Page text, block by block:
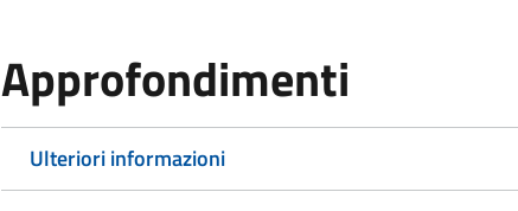
Approfondimenti
Ulteriori informazioni